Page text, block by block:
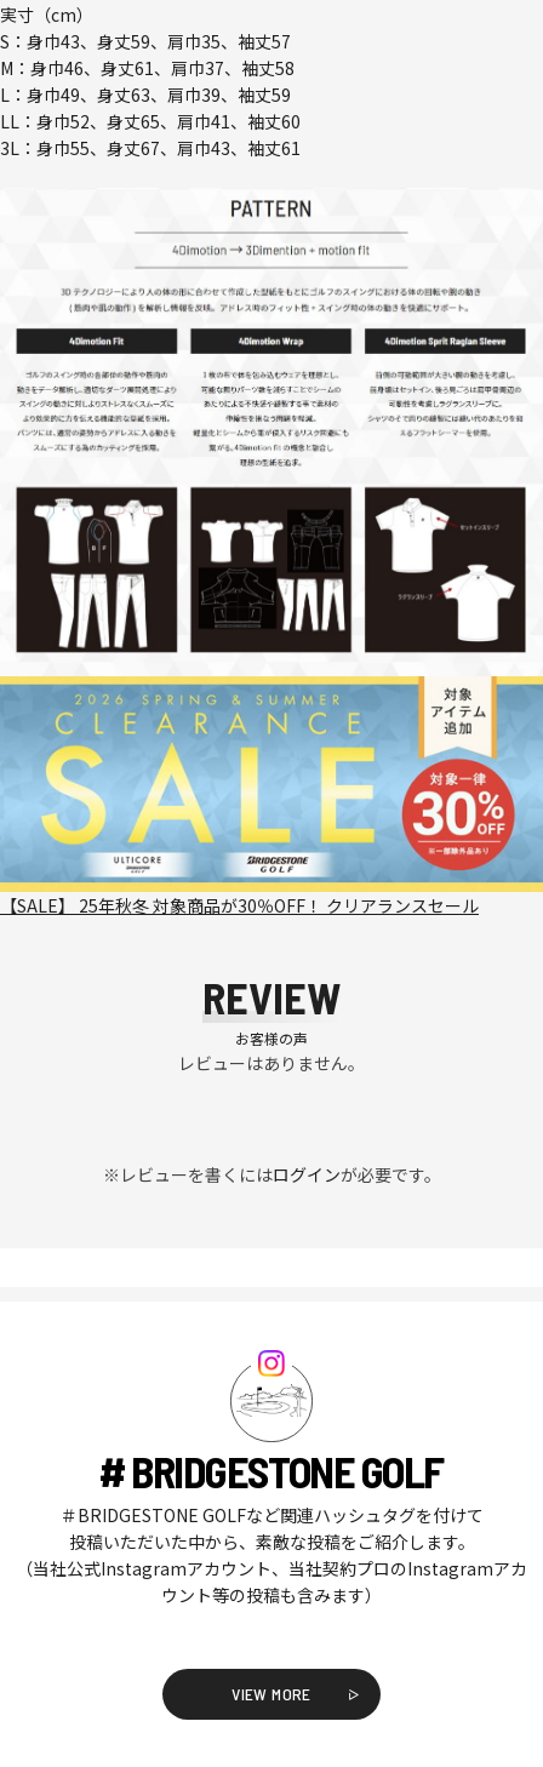
実寸（cm）
S：身巾43、身丈59、肩巾35、袖丈57
M：身巾46、身丈61、肩巾37、袖丈58
L：身巾49、身丈63、肩巾39、袖丈59
LL：身巾52、身丈65、肩巾41、袖丈60
3L：身巾55、身丈67、肩巾43、袖丈61
【SALE】 25年秋冬 対象商品が30％OFF！ クリアランスセール
REVIEW
お客様の声
レビューはありません。
※レビューを書くにはログインが必要です。
# BRIDGESTONE GOLF
＃BRIDGESTONE GOLFなど関連ハッシュタグを付けて
投稿いただいた中から、素敵な投稿をご紹介します。
（当社公式Instagramアカウント、当社契約プロのInstagramアカ
ウント等の投稿も含みます）
VIEW MORE